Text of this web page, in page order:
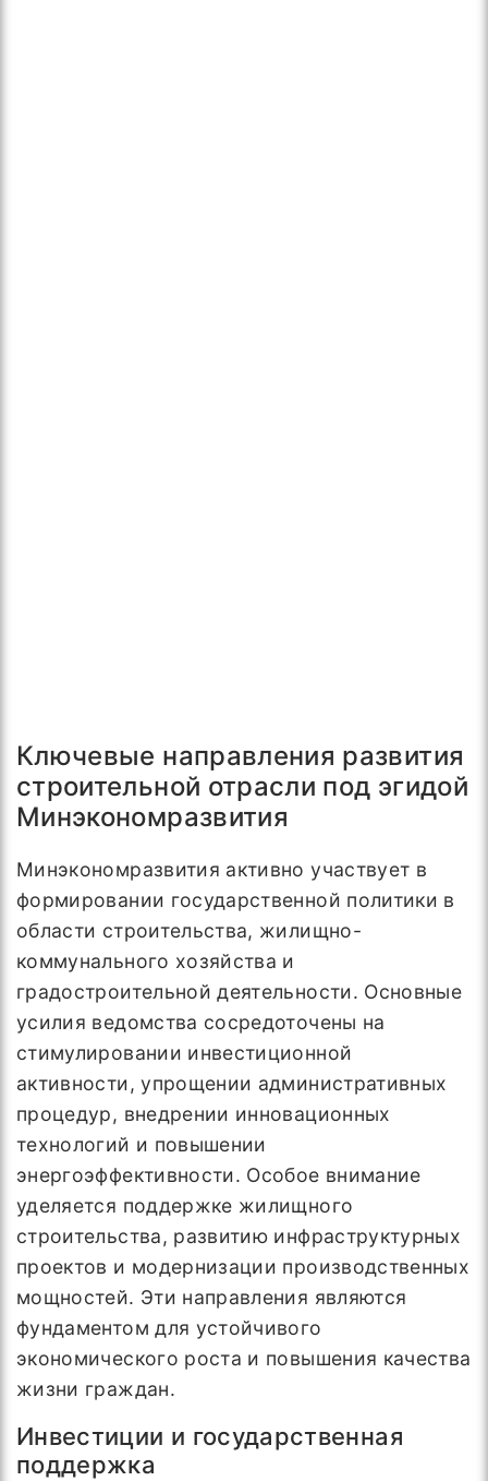
Ключевые направления развития
строительной отрасли под эгидой
Минэкономразвития
Минэкономразвития активно участвует в
формировании государственной политики в
области строительства, жилищно-
коммунального хозяйства и
градостроительной деятельности. Основные
усилия ведомства сосредоточены на
стимулировании инвестиционной
активности, упрощении административных
процедур, внедрении инновационных
технологий и повышении
энергоэффективности. Особое внимание
уделяется поддержке жилищного
строительства, развитию инфраструктурных
проектов и модернизации производственных
мощностей. Эти направления являются
фундаментом для устойчивого
экономического роста и повышения качества
жизни граждан.
Инвестиции и государственная
поддержка